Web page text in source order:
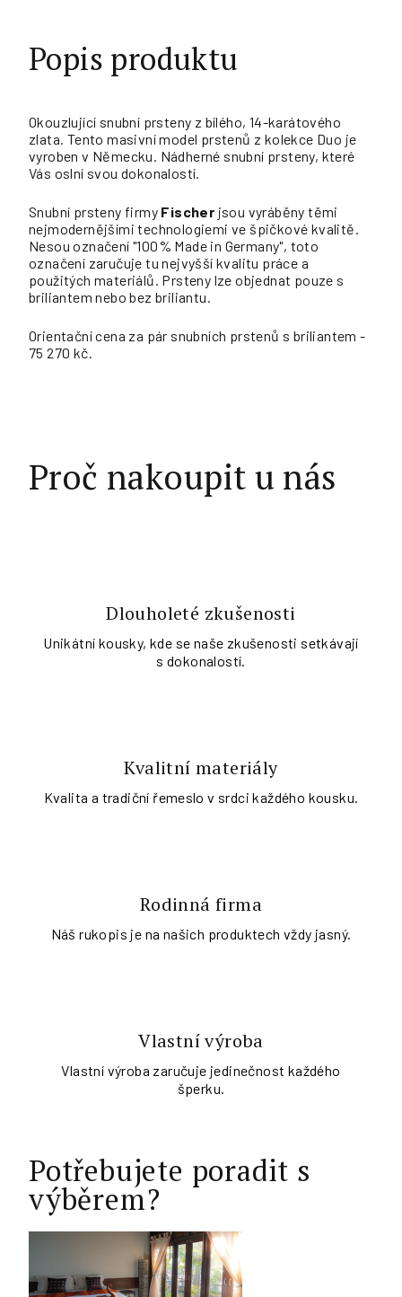
Popis produktu
Okouzlující snubní prsteny z bílého, 14-karátového
zlata. Tento masivní model prstenů z kolekce Duo je
vyroben v Německu. Nádherné snubní prsteny, které
Vás oslní svou dokonalostí.
Snubní prsteny firmy Fischer jsou vyráběny těmi
nejmodernějšími technologiemi ve špičkové kvalitě.
Nesou označení "100% Made in Germany", toto
označení zaručuje tu nejvyšší kvalitu práce a
použitých materiálů. Prsteny lze objednat pouze s
briliantem nebo bez briliantu.
Orientační cena za pár snubních prstenů s briliantem -
75 270 kč.
Proč nakoupit u nás
Dlouholeté zkušenosti
Unikátní kousky, kde se naše zkušenosti setkávají
s dokonalostí.
Kvalitní materiály
Kvalita a tradiční řemeslo v srdci každého kousku.
Rodinná firma
Náš rukopis je na našich produktech vždy jasný.
Vlastní výroba
Vlastní výroba zaručuje jedinečnost každého
šperku.
Potřebujete poradit s
výběrem?